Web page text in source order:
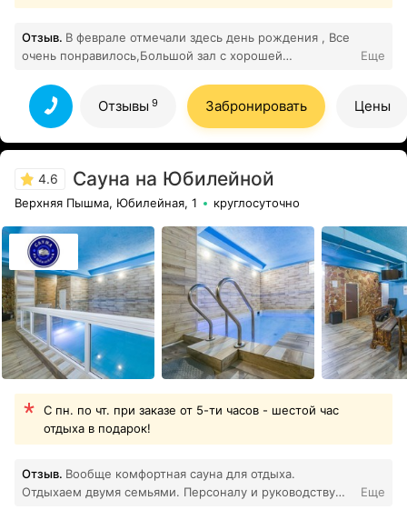
Отзыв. В феврале отмечали здесь день рождения , Все
очень понравилось,Большой зал с хорошей
самим подкинуть ,если захочется погорячее)
,пушистые ,добротные веники, большой бассейн с
подогретой водой Горячее блюдо заказывали в
кафе(садж мясной ассорти ) вкусно,интересная подача
благодарность Юлии -за
приветливость,внимательность и помощь за
кафе)Спасибо всем большоеВсе отзывы
Еще
Отзывы 9 Забронировать Цены
4.6 Сауна на Юбилейной
Верхняя Пышма, Юбилейная, 1 круглосуточно
С пн. по чт. при заказе от 5-ти часов - шестой час
отдыха в подарок!
Отзыв. Вообще комфортная сауна для отдыха.
Отдыхаем двумя семьями. Персоналу и руководству
Еще